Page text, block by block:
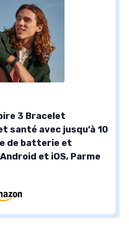
3 Bracelet
santé avec jusqu’à 10
de batterie et
et iOS, Parme